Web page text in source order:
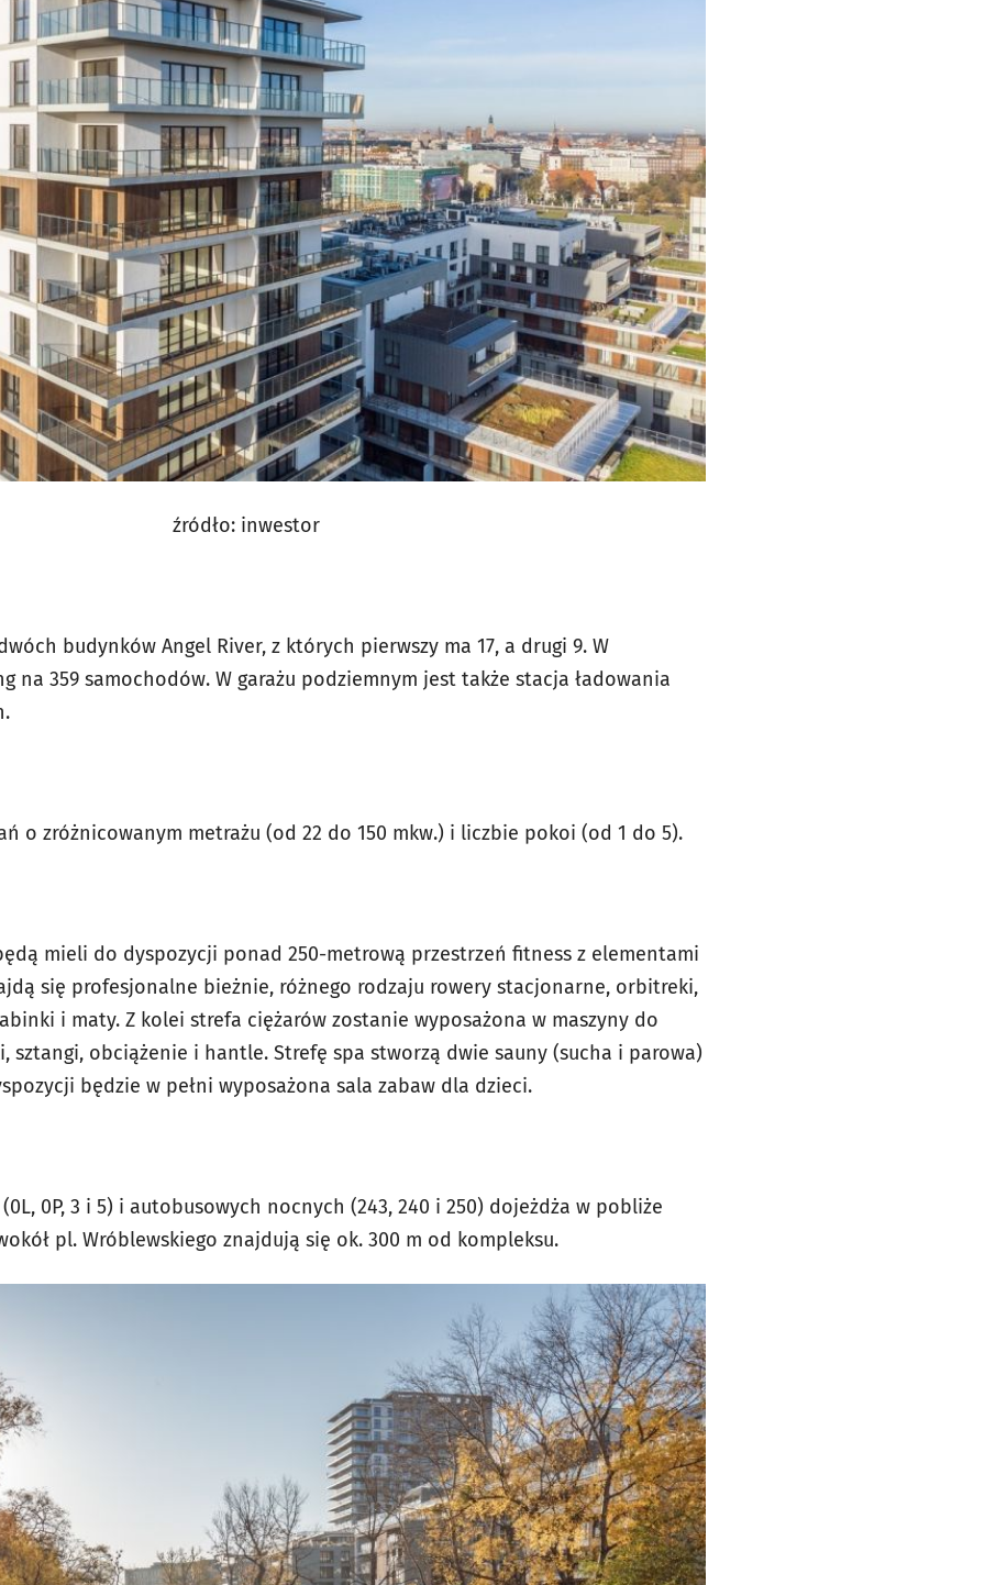
źródło: inwestor
budynków Angel River, z których pierwszy ma 17, a drugi 9. W
na 359 samochodów. W garażu podziemnym jest także stacja ładowania
o zróżnicowanym metrażu (od 22 do 150 mkw.) i liczbie pokoi (od 1 do 5).
mieli do dyspozycji ponad 250-metrową przestrzeń fitness z elementami
się profesjonalne bieżnie, różnego rodzaju rowery stacjonarne, orbitreki,
i maty. Z kolei strefa ciężarów zostanie wyposażona w maszyny do
sztangi, obciążenie i hantle. Strefę spa stworzą dwie sauny (sucha i parowa)
będzie w pełni wyposażona sala zabaw dla dzieci.
0P, 3 i 5) i autobusowych nocnych (243, 240 i 250) dojeżdża w pobliże
pl. Wróblewskiego znajdują się ok. 300 m od kompleksu.